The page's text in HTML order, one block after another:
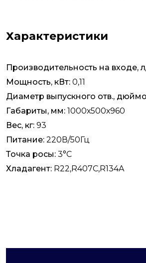
Характеристики
Производительность на входе,
Мощность, кВт: 0,11
Диаметр выпускного отв.,
Габариты, мм: 1000х500х960
Вес, кг: 93
Питание: 220В/50Гц
Точка росы: 3°С
Хладагент: R22,R407C,R134A